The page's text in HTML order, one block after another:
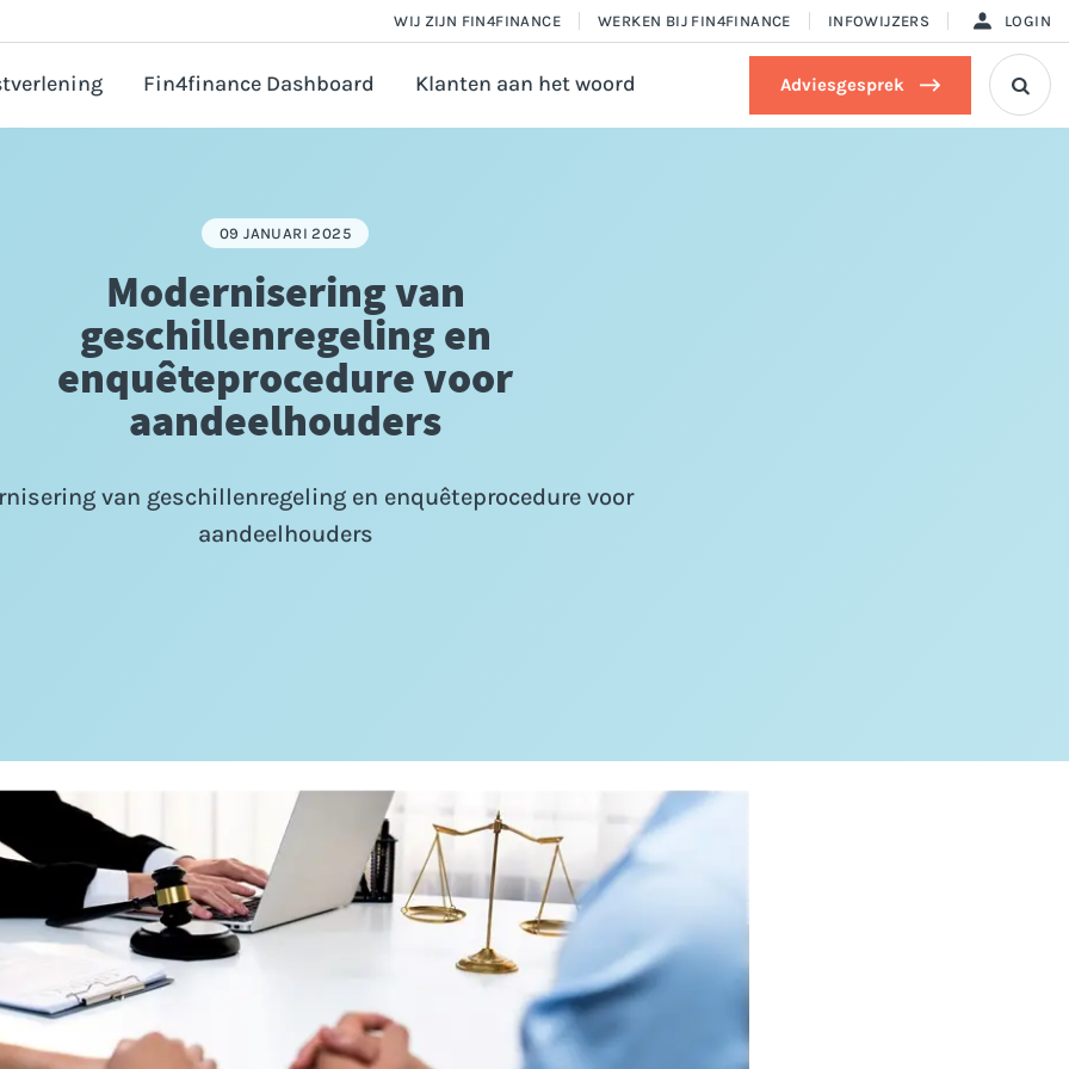
WIJ ZIJN FIN4FINANCE WERKEN BIJ FIN4FINANCE INFOWIJZERS LOGIN
ondernemer
aanvragen
Fin4finance Dashboard Klanten aan het woord Adviesgesprek 
09 JANUARI 2025
Modernisering van
geschillenregeling en
enquêteprocedure voor
aandeelhouders
van geschillenregeling en enquêteprocedure voor
aandeelhouders